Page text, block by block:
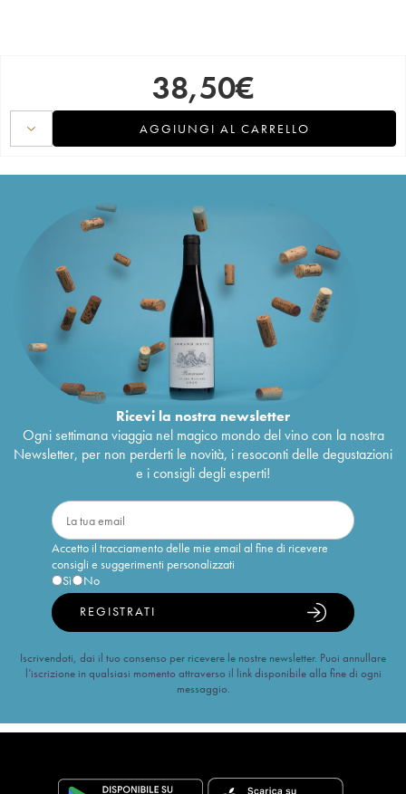
38,50€
AGGIUNGI AL CARRELLO
Ricevi la nostra newsletter
Ogni settimana viaggia nel magico mondo del vino con la nostra
Newsletter, per non perderti le novità, i resoconti delle degustazioni
e i consigli degli esperti!
Accetto il tracciamento delle mie email al fine di ricevere
consigli e suggerimenti personalizzati
Sì
No
REGISTRATI
Iscrivendoti, dai il tuo consenso per ricevere le nostre newsletter. Puoi annullare
l’iscrizione in qualsiasi momento attraverso il link disponibile alla fine di ogni
messaggio.